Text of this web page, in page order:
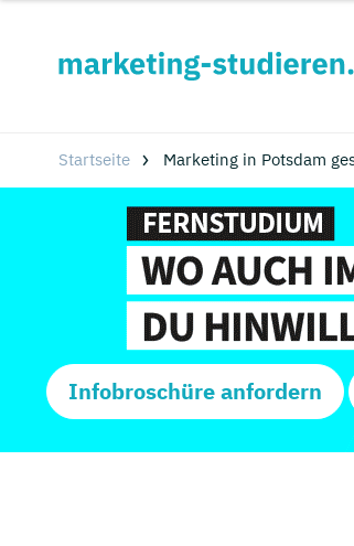
Startseite Marketing in Potsdam
Infobroschüre anfordern